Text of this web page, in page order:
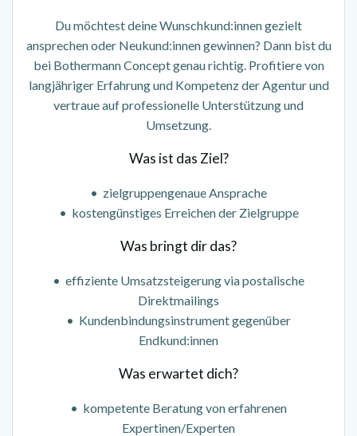
Du möchtest deine Wunschkund:innen gezielt
ansprechen oder Neukund:innen gewinnen? Dann bist du
bei Bothermann Concept genau richtig. Profitiere von
langjähriger Erfahrung und Kompetenz der Agentur und
vertraue auf professionelle Unterstützung und
Umsetzung.
Was ist das Ziel?
• zielgruppengenaue Ansprache
• kostengünstiges Erreichen der Zielgruppe
Was bringt dir das?
• effiziente Umsatzsteigerung via postalische
Direktmailings
• Kundenbindungsinstrument gegenüber
Endkund:innen
Was erwartet dich?
• kompetente Beratung von erfahrenen
Expertinen/Experten